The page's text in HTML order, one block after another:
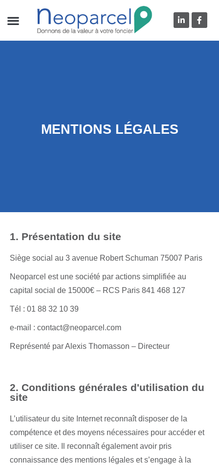
MENTIONS LÉGALES
MENTIONS LÉGALES
1. Présentation du site
Siège social au 3 avenue Robert Schuman 75007 Paris
Neoparcel est une société par actions simplifiée au
capital social de 15000€ – RCS Paris 841 468 127
Tél : 01 88 32 10 39
e-mail : contact@neoparcel.com
Représenté par Alexis Thomasson – Directeur
2. Conditions générales d'utilisation du
site
L’utilisateur du site Internet reconnaît disposer de la
compétence et des moyens nécessaires pour accéder et
utiliser ce site. Il reconnaît également avoir pris
connaissance des mentions légales et s’engage à la